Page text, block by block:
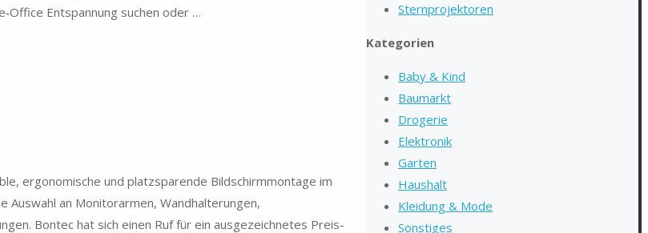
Entspannung suchen oder …
ergonomische und platzsparende Bildschirmmontage im
an Monitorarmen, Wandhalterungen,
Bontec hat sich einen Ruf für ein ausgezeichnetes Preis-
Sternprojektoren
Kategorien
Baby & Kind
Baumarkt
Drogerie
Elektronik
Garten
Haushalt
Kleidung & Mode
Sonstiges